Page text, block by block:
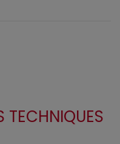
TECHNIQUES